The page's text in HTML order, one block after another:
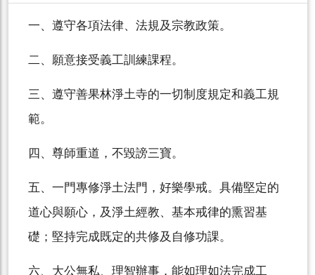
一、遵守各項法律、法規及宗教政策。
二、願意接受義工訓練課程。
三、遵守善果林淨土寺的一切制度規定和義工規
範。
四、尊師重道，不毀謗三寶。
五、一門專修淨土法門，好樂學戒。具備堅定的
道心與願心，及淨土經教、基本戒律的熏習基
礎；堅持完成既定的共修及自修功課。
六、大公無私、理智辦事，能如理如法完成工